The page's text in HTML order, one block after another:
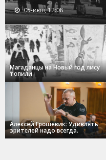
05-июл, 12:08
Магаданцы на Новый год лису
топили
Алексей Грошевик: Удивлять
зрителей надо всегда.